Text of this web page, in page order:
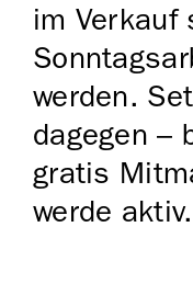
im Verkauf
werden.
dagegen –
gratis
werde aktiv.